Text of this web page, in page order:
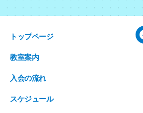
トップページ
教室案内
入会の流れ
スケジュール